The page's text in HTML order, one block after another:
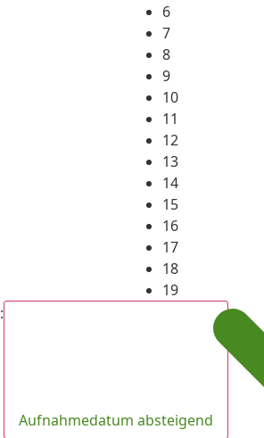
6
7
8
9
10
11
12
13
14
15
16
17
18
19
:
Aufnahmedatum absteigend